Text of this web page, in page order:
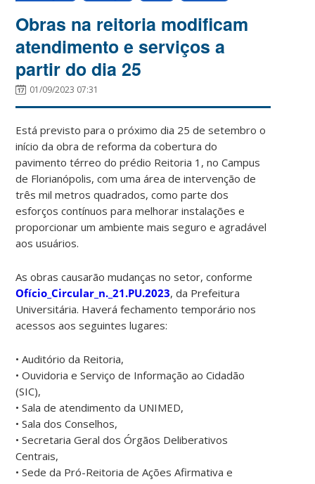
Obras na reitoria modificam
atendimento e serviços a
partir do dia 25
01/09/2023 07:31
Está previsto para o próximo dia 25 de setembro o
início da obra de reforma da cobertura do
pavimento térreo do prédio Reitoria 1, no Campus
de Florianópolis, com uma área de intervenção de
três mil metros quadrados, como parte dos
esforços contínuos para melhorar instalações e
proporcionar um ambiente mais seguro e agradável
aos usuários.
As obras causarão mudanças no setor, conforme
Ofício_Circular_n._21.PU.2023, da Prefeitura
Universitária. Haverá fechamento temporário nos
acessos aos seguintes lugares:
• Auditório da Reitoria,
• Ouvidoria e Serviço de Informação ao Cidadão
(SIC),
• Sala de atendimento da UNIMED,
• Sala dos Conselhos,
• Secretaria Geral dos Órgãos Deliberativos
Centrais,
• Sede da Pró-Reitoria de Ações Afirmativa e